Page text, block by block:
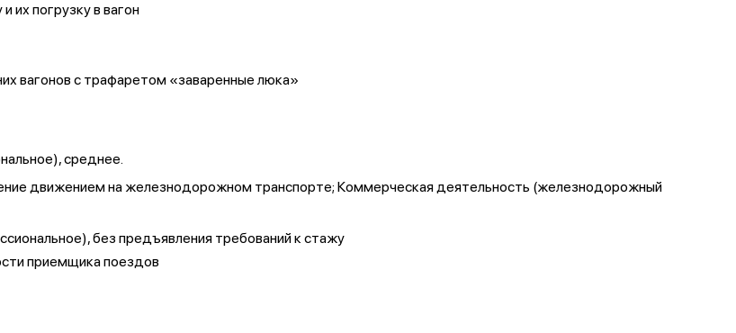
их погрузку в вагон
вагонов с трафаретом «заваренные люка»
среднее.
движением на железнодорожном транспорте; Коммерческая деятельность (железнодорожный
без предъявления требований к стажу
приемщика поездов